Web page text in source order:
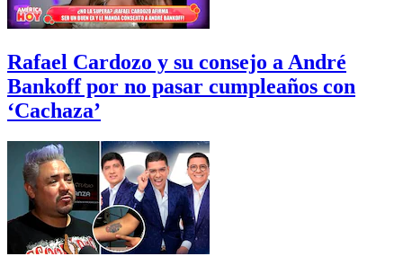
Rafael Cardozo y su consejo a André
Bankoff por no pasar cumpleaños con
‘Cachaza’